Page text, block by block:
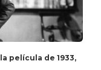
película de 1933,